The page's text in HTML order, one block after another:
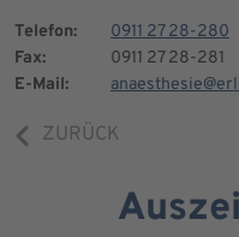
Telefon:
0911 27 28-280
Fax:
0911 27 28-281
E-Mail:
ZURÜCK